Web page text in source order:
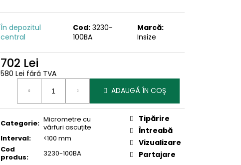
În depozitul
central
Cod: 3230-
100BA
Marcă:
Insize
702 Lei
580 Lei fără TVA
Evaluare
ADAUGĂ ÎN COŞ
Categorie: Micrometre cu
vârfuri ascuțite
Interval:
<100 mm
Cod
produs: 3230-100BA
Tipărire
Întreabă
Vizualizare
Partajare